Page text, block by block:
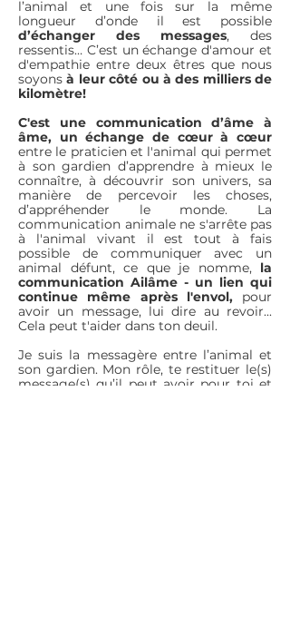
l’animal et une fois sur la même
longueur d’onde il est possible
d’échanger des messages, des
ressentis… C’est un échange d'amour et
d'empathie entre deux êtres que nous
soyonsà leur côté ou à des milliers de
kilomètre!
C'est une communication d’âme à
âme, un échange de cœur à cœur
entre le praticien et l'animal qui permet
à son gardien d’apprendre à mieux le
connaître, à découvrir son univers, sa
manière de percevoir les choses,
d’appréhender le monde. La
communication animale ne s'arrête pas
à l'animal vivant il est tout à fais
possible de communiquer avec un
animal défunt, ce que je nomme, la
communication Ailâme - un lien qui
continue même après l'envol, pour
avoir un message, lui dire au revoir...
Cela peut t'aider dans ton deuil.
Je suis la messagère entre l’animal et
son gardien. Mon rôle, te restituer le(s)
message(s) qu’il peut avoir pour toi et